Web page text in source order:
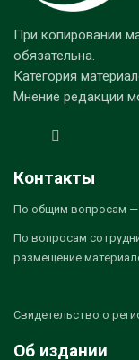
При копировании
обязательна.
Категория
Мнение редакции
Контакты
По общим вопросам —
По вопросам
размещение
Свидетельство о
Об издании